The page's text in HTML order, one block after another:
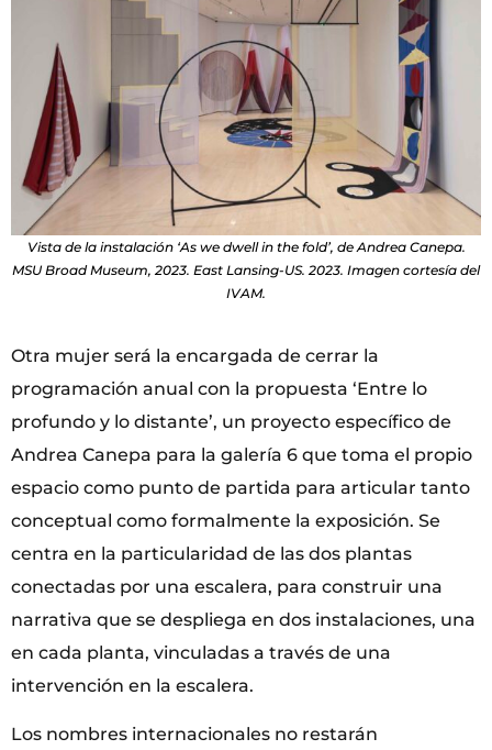
Vista de la instalación ‘As we dwell in the fold’, de Andrea Canepa.
MSU Broad Museum, 2023. East Lansing-US. 2023. Imagen cortesía del
IVAM.
Otra mujer será la encargada de cerrar la
programación anual con la propuesta ‘Entre lo
profundo y lo distante’, un proyecto específico de
Andrea Canepa para la galería 6 que toma el propio
espacio como punto de partida para articular tanto
conceptual como formalmente la exposición. Se
centra en la particularidad de las dos plantas
conectadas por una escalera, para construir una
narrativa que se despliega en dos instalaciones, una
en cada planta, vinculadas a través de una
intervención en la escalera.
Los nombres internacionales no restarán